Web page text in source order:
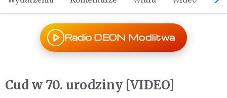
Radio DEON Modlitwa
Cud w 70. urodziny [VIDEO]